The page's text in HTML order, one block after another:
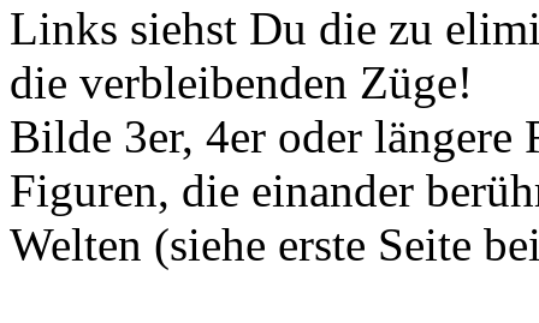
Links siehst Du die zu
die verbleibenden Züge!
Bilde 3er, 4er oder längere
Figuren, die einander
Welten (siehe erste Seite